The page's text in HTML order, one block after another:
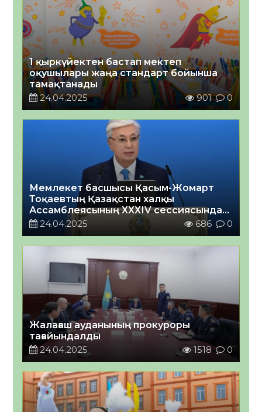
1 қыркүйектен бастап мектеп
оқушылары жаңа стандарт бойынша
тамақтанады
24.04.2025
901 0
Мемлекет басшысы Қасым-Жомарт
Тоқаевтың Қазақстан халқы
Ассамблеясының ХХХІV сессиясында
сөйлеген сөзі
24.04.2025 686 0
Жалағаш ауданының прокуроры
тағайындалды
24.04.2025
1518 0